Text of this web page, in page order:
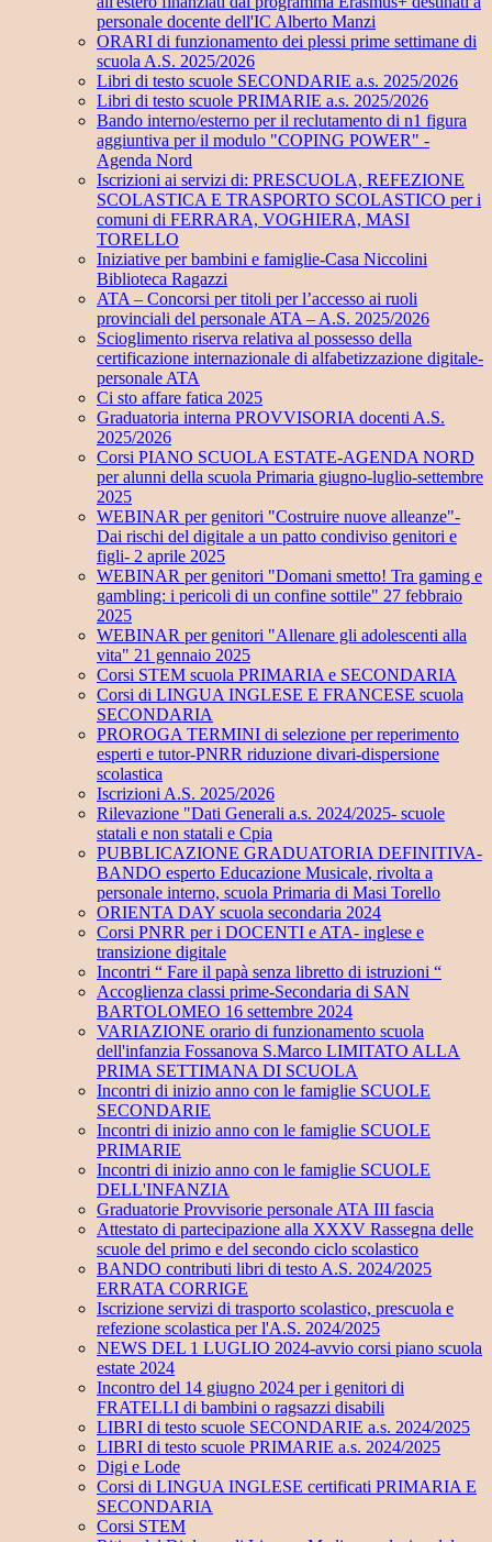
personale docente dell'IC Alberto Manzi
ORARI di funzionamento dei plessi prime settimane di
scuola A.S. 2025/2026
Libri di testo scuole SECONDARIE a.s. 2025/2026
Libri di testo scuole PRIMARIE a.s. 2025/2026
Bando interno/esterno per il reclutamento di n1 figura
aggiuntiva per il modulo "COPING POWER" -
Agenda Nord
Iscrizioni ai servizi di: PRESCUOLA, REFEZIONE
SCOLASTICA E TRASPORTO SCOLASTICO per i
comuni di FERRARA, VOGHIERA, MASI
TORELLO
Iniziative per bambini e famiglie-Casa Niccolini
Biblioteca Ragazzi
ATA – Concorsi per titoli per l’accesso ai ruoli
provinciali del personale ATA – A.S. 2025/2026
Scioglimento riserva relativa al possesso della
certificazione internazionale di alfabetizzazione digitale-
personale ATA
Ci sto affare fatica 2025
Graduatoria interna PROVVISORIA docenti A.S.
2025/2026
Corsi PIANO SCUOLA ESTATE-AGENDA NORD
per alunni della scuola Primaria giugno-luglio-settembre
2025
WEBINAR per genitori "Costruire nuove alleanze"-
Dai rischi del digitale a un patto condiviso genitori e
figli- 2 aprile 2025
WEBINAR per genitori "Domani smetto! Tra gaming e
gambling: i pericoli di un confine sottile" 27 febbraio
2025
WEBINAR per genitori "Allenare gli adolescenti alla
vita" 21 gennaio 2025
Corsi STEM scuola PRIMARIA e SECONDARIA
Corsi di LINGUA INGLESE E FRANCESE scuola
SECONDARIA
PROROGA TERMINI di selezione per reperimento
esperti e tutor-PNRR riduzione divari-dispersione
scolastica
Iscrizioni A.S. 2025/2026
Rilevazione "Dati Generali a.s. 2024/2025- scuole
statali e non statali e Cpia
PUBBLICAZIONE GRADUATORIA DEFINITIVA-
BANDO esperto Educazione Musicale, rivolta a
personale interno, scuola Primaria di Masi Torello
ORIENTA DAY scuola secondaria 2024
Corsi PNRR per i DOCENTI e ATA- inglese e
transizione digitale
Incontri “ Fare il papà senza libretto di istruzioni “
Accoglienza classi prime-Secondaria di SAN
BARTOLOMEO 16 settembre 2024
VARIAZIONE orario di funzionamento scuola
dell'infanzia Fossanova S.Marco LIMITATO ALLA
PRIMA SETTIMANA DI SCUOLA
Incontri di inizio anno con le famiglie SCUOLE
SECONDARIE
Incontri di inizio anno con le famiglie SCUOLE
PRIMARIE
Incontri di inizio anno con le famiglie SCUOLE
DELL'INFANZIA
Graduatorie Provvisorie personale ATA III fascia
Attestato di partecipazione alla XXXV Rassegna delle
scuole del primo e del secondo ciclo scolastico
BANDO contributi libri di testo A.S. 2024/2025
ERRATA CORRIGE
Iscrizione servizi di trasporto scolastico, prescuola e
refezione scolastica per l'A.S. 2024/2025
NEWS DEL 1 LUGLIO 2024-avvio corsi piano scuola
estate 2024
Incontro del 14 giugno 2024 per i genitori di
FRATELLI di bambini o ragsazzi disabili
LIBRI di testo scuole SECONDARIE a.s. 2024/2025
LIBRI di testo scuole PRIMARIE a.s. 2024/2025
Digi e Lode
Corsi di LINGUA INGLESE certificati PRIMARIA E
SECONDARIA
Corsi STEM